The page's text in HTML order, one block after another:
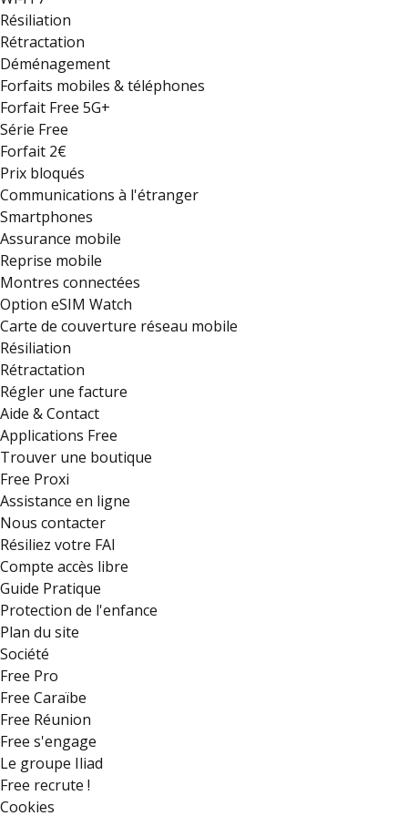
Résiliation
Rétractation
Déménagement
Forfaits mobiles & téléphones
Forfait Free 5G+
Série Free
Forfait 2€
Prix bloqués
Communications à l'étranger
Smartphones
Assurance mobile
Reprise mobile
Montres connectées
Option eSIM Watch
Carte de couverture réseau mobile
Résiliation
Rétractation
Régler une facture
Aide & Contact
Applications Free
Trouver une boutique
Free Proxi
Assistance en ligne
Nous contacter
Résiliez votre FAI
Compte accès libre
Guide Pratique
Protection de l'enfance
Plan du site
Société
Free Pro
Free Caraïbe
Free Réunion
Free s'engage
Le groupe Iliad
Free recrute !
Cookies